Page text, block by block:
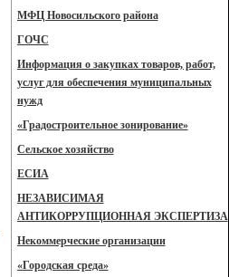
МФЦ Новосильского района
ГОЧС
Информация о закупках товаров, работ,
услуг для обеспечения муниципальных
нужд
«Градостроительное зонирование»
Сельское хозяйство
ЕСИА
НЕЗАВИСИМАЯ
АНТИКОРРУПЦИОННАЯ ЭКСПЕРТИЗА
Некоммерческие организации
«Городская среда»